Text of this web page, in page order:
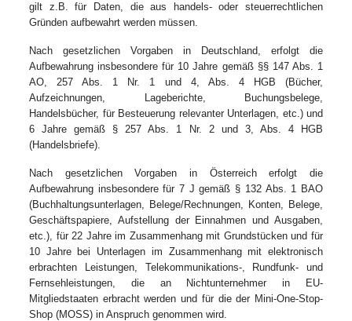
gilt z.B. für Daten, die aus handels- oder steuerrechtlichen
Gründen aufbewahrt werden müssen.
Nach gesetzlichen Vorgaben in Deutschland, erfolgt die
Aufbewahrung insbesondere für 10 Jahre gemäß §§ 147 Abs. 1
AO, 257 Abs. 1 Nr. 1 und 4, Abs. 4 HGB (Bücher,
Aufzeichnungen, Lageberichte, Buchungsbelege,
Handelsbücher, für Besteuerung relevanter Unterlagen, etc.) und
6 Jahre gemäß § 257 Abs. 1 Nr. 2 und 3, Abs. 4 HGB
(Handelsbriefe).
Nach gesetzlichen Vorgaben in Österreich erfolgt die
Aufbewahrung insbesondere für 7 J gemäß § 132 Abs. 1 BAO
(Buchhaltungsunterlagen, Belege/Rechnungen, Konten, Belege,
Geschäftspapiere, Aufstellung der Einnahmen und Ausgaben,
etc.), für 22 Jahre im Zusammenhang mit Grundstücken und für
10 Jahre bei Unterlagen im Zusammenhang mit elektronisch
erbrachten Leistungen, Telekommunikations-, Rundfunk- und
Fernsehleistungen, die an Nichtunternehmer in EU-
Mitgliedstaaten erbracht werden und für die der Mini-One-Stop-
Shop (MOSS) in Anspruch genommen wird.